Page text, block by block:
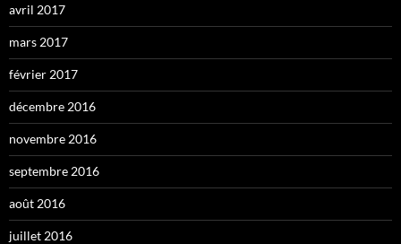
avril 2017
mars 2017
février 2017
décembre 2016
novembre 2016
septembre 2016
août 2016
juillet 2016